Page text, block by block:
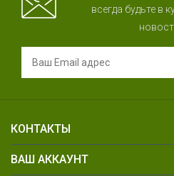
всегда будьте в
КОНТАКТЫ
ВАШ АККАУНТ